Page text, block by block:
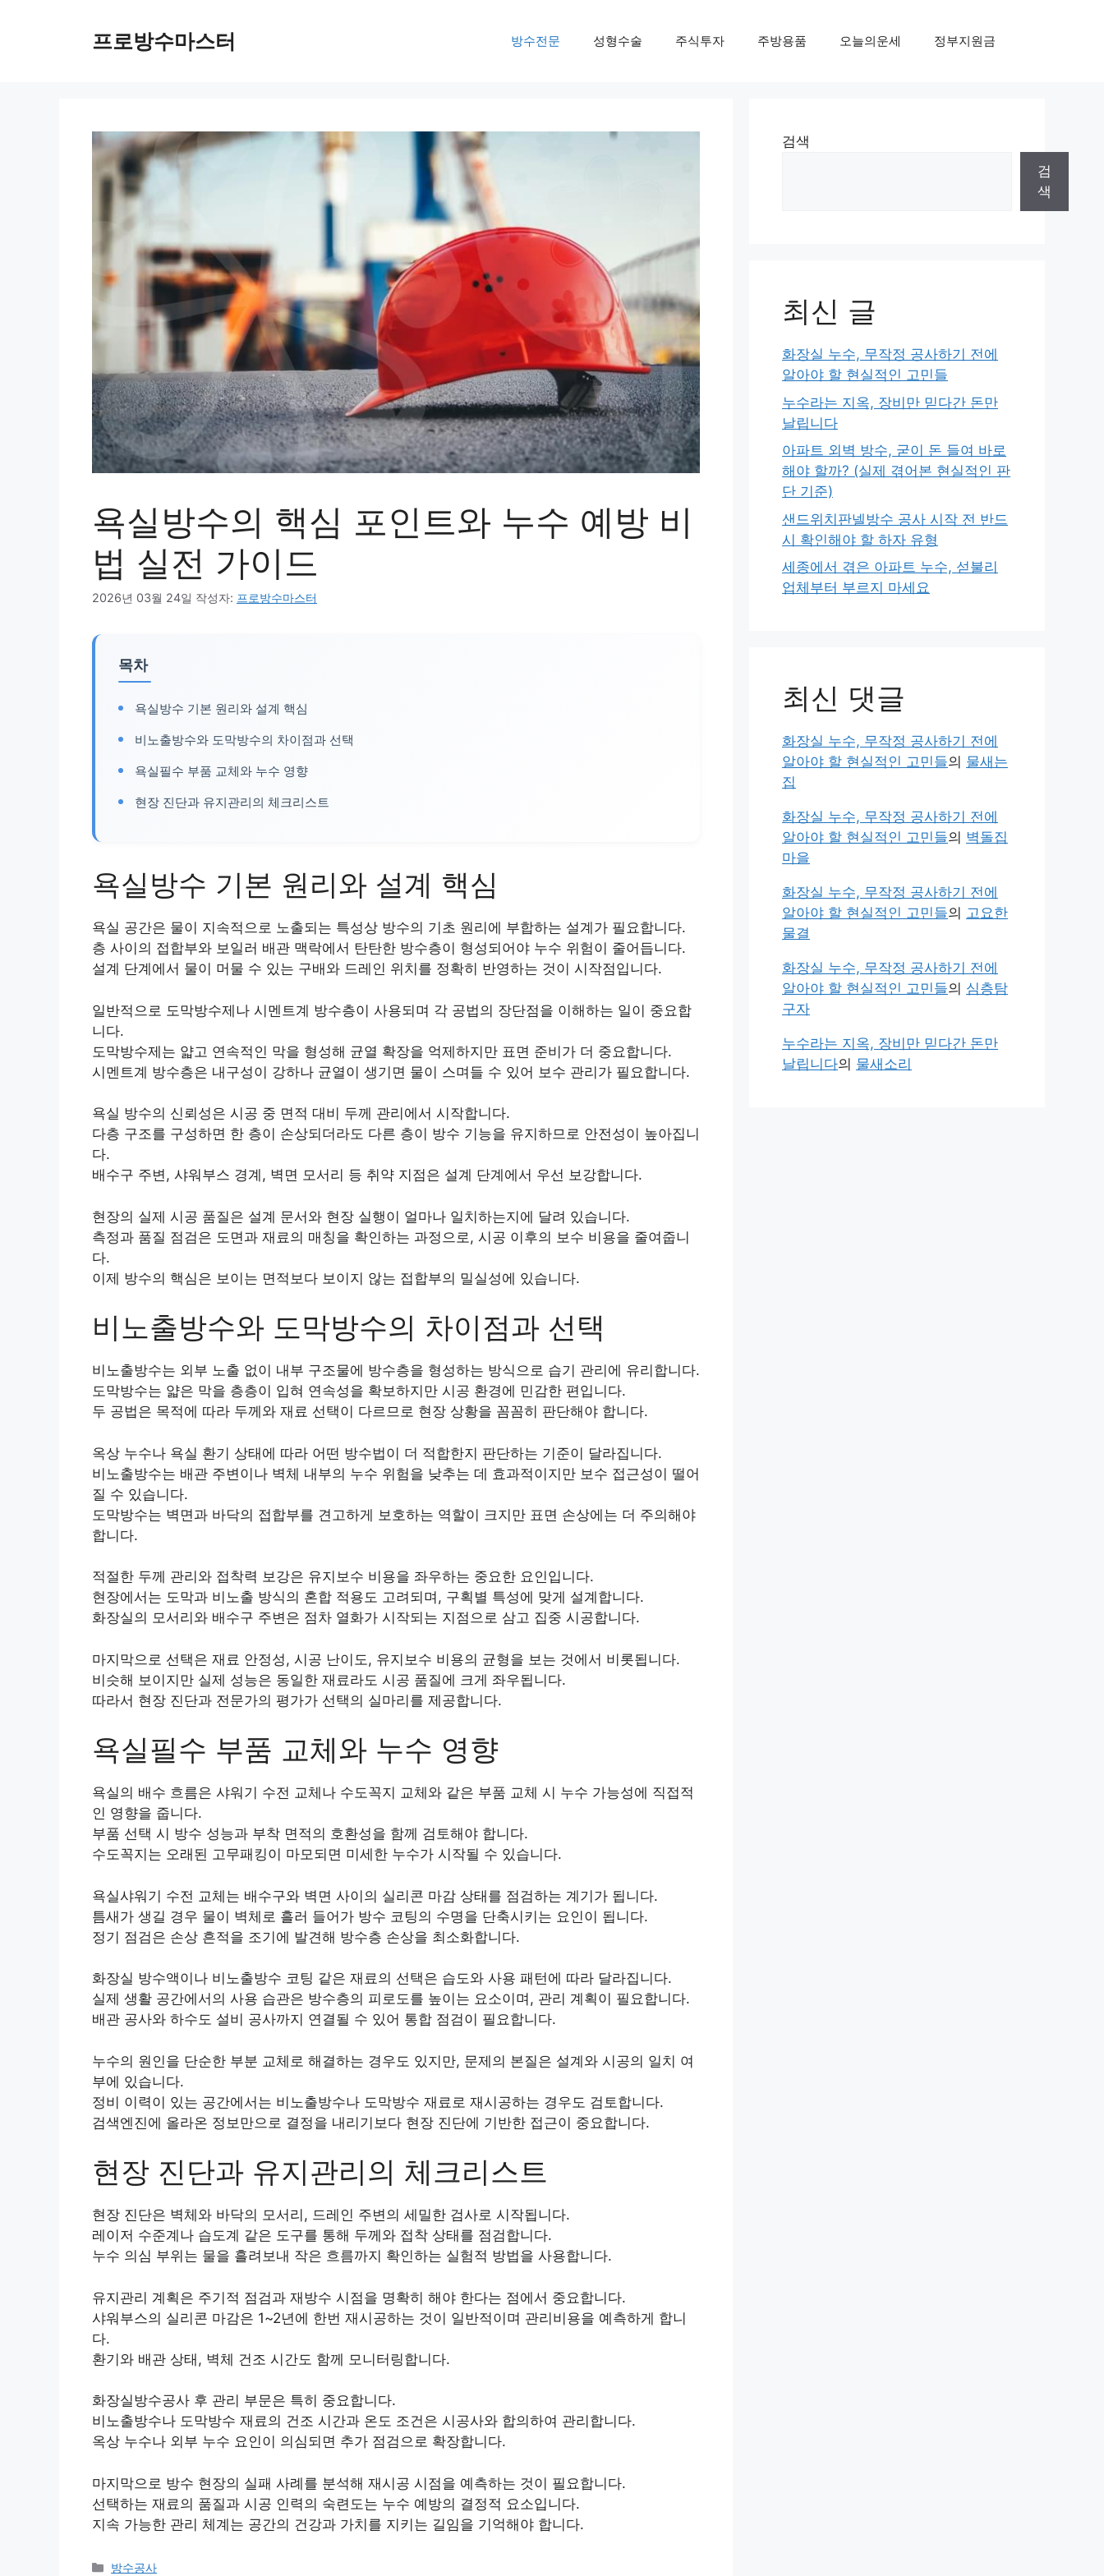
프로방수마스터 방수전문 성형수술 주식투자 주방용품 오늘의운세 정부지원금
욕실방수의 핵심 포인트와 누수 예방 비
법 실전 가이드
2026년 03월 24일 작성자: 프로방수마스터
목차
욕실방수 기본 원리와 설계 핵심
비노출방수와 도막방수의 차이점과 선택
욕실필수 부품 교체와 누수 영향
현장 진단과 유지관리의 체크리스트
욕실방수 기본 원리와 설계 핵심
욕실 공간은 물이 지속적으로 노출되는 특성상 방수의 기초 원리에 부합하는 설계가 필요합니다.
층 사이의 접합부와 보일러 배관 맥락에서 탄탄한 방수층이 형성되어야 누수 위험이 줄어듭니다.
설계 단계에서 물이 머물 수 있는 구배와 드레인 위치를 정확히 반영하는 것이 시작점입니다.
일반적으로 도막방수제나 시멘트계 방수층이 사용되며 각 공법의 장단점을 이해하는 일이 중요합
니다.
도막방수제는 얇고 연속적인 막을 형성해 균열 확장을 억제하지만 표면 준비가 더 중요합니다.
시멘트계 방수층은 내구성이 강하나 균열이 생기면 물이 스며들 수 있어 보수 관리가 필요합니다.
욕실 방수의 신뢰성은 시공 중 면적 대비 두께 관리에서 시작합니다.
다층 구조를 구성하면 한 층이 손상되더라도 다른 층이 방수 기능을 유지하므로 안전성이 높아집니
다.
배수구 주변, 샤워부스 경계, 벽면 모서리 등 취약 지점은 설계 단계에서 우선 보강합니다.
현장의 실제 시공 품질은 설계 문서와 현장 실행이 얼마나 일치하는지에 달려 있습니다.
측정과 품질 점검은 도면과 재료의 매칭을 확인하는 과정으로, 시공 이후의 보수 비용을 줄여줍니
다.
이제 방수의 핵심은 보이는 면적보다 보이지 않는 접합부의 밀실성에 있습니다.
비노출방수와 도막방수의 차이점과 선택
비노출방수는 외부 노출 없이 내부 구조물에 방수층을 형성하는 방식으로 습기 관리에 유리합니다.
도막방수는 얇은 막을 층층이 입혀 연속성을 확보하지만 시공 환경에 민감한 편입니다.
두 공법은 목적에 따라 두께와 재료 선택이 다르므로 현장 상황을 꼼꼼히 판단해야 합니다.
옥상 누수나 욕실 환기 상태에 따라 어떤 방수법이 더 적합한지 판단하는 기준이 달라집니다.
비노출방수는 배관 주변이나 벽체 내부의 누수 위험을 낮추는 데 효과적이지만 보수 접근성이 떨어
질 수 있습니다.
도막방수는 벽면과 바닥의 접합부를 견고하게 보호하는 역할이 크지만 표면 손상에는 더 주의해야
합니다.
적절한 두께 관리와 접착력 보강은 유지보수 비용을 좌우하는 중요한 요인입니다.
현장에서는 도막과 비노출 방식의 혼합 적용도 고려되며, 구획별 특성에 맞게 설계합니다.
화장실의 모서리와 배수구 주변은 점차 열화가 시작되는 지점으로 삼고 집중 시공합니다.
마지막으로 선택은 재료 안정성, 시공 난이도, 유지보수 비용의 균형을 보는 것에서 비롯됩니다.
비슷해 보이지만 실제 성능은 동일한 재료라도 시공 품질에 크게 좌우됩니다.
따라서 현장 진단과 전문가의 평가가 선택의 실마리를 제공합니다.
욕실필수 부품 교체와 누수 영향
욕실의 배수 흐름은 샤워기 수전 교체나 수도꼭지 교체와 같은 부품 교체 시 누수 가능성에 직접적
인 영향을 줍니다.
부품 선택 시 방수 성능과 부착 면적의 호환성을 함께 검토해야 합니다.
수도꼭지는 오래된 고무패킹이 마모되면 미세한 누수가 시작될 수 있습니다.
욕실샤워기 수전 교체는 배수구와 벽면 사이의 실리콘 마감 상태를 점검하는 계기가 됩니다.
틈새가 생길 경우 물이 벽체로 흘러 들어가 방수 코팅의 수명을 단축시키는 요인이 됩니다.
정기 점검은 손상 흔적을 조기에 발견해 방수층 손상을 최소화합니다.
화장실 방수액이나 비노출방수 코팅 같은 재료의 선택은 습도와 사용 패턴에 따라 달라집니다.
실제 생활 공간에서의 사용 습관은 방수층의 피로도를 높이는 요소이며, 관리 계획이 필요합니다.
배관 공사와 하수도 설비 공사까지 연결될 수 있어 통합 점검이 필요합니다.
누수의 원인을 단순한 부분 교체로 해결하는 경우도 있지만, 문제의 본질은 설계와 시공의 일치 여
부에 있습니다.
정비 이력이 있는 공간에서는 비노출방수나 도막방수 재료로 재시공하는 경우도 검토합니다.
검색엔진에 올라온 정보만으로 결정을 내리기보다 현장 진단에 기반한 접근이 중요합니다.
현장 진단과 유지관리의 체크리스트
현장 진단은 벽체와 바닥의 모서리, 드레인 주변의 세밀한 검사로 시작됩니다.
레이저 수준계나 습도계 같은 도구를 통해 두께와 접착 상태를 점검합니다.
누수 의심 부위는 물을 흘려보내 작은 흐름까지 확인하는 실험적 방법을 사용합니다.
유지관리 계획은 주기적 점검과 재방수 시점을 명확히 해야 한다는 점에서 중요합니다.
샤워부스의 실리콘 마감은 1~2년에 한번 재시공하는 것이 일반적이며 관리비용을 예측하게 합니
다.
환기와 배관 상태, 벽체 건조 시간도 함께 모니터링합니다.
화장실방수공사 후 관리 부문은 특히 중요합니다.
비노출방수나 도막방수 재료의 건조 시간과 온도 조건은 시공사와 합의하여 관리합니다.
옥상 누수나 외부 누수 요인이 의심되면 추가 점검으로 확장합니다.
마지막으로 방수 현장의 실패 사례를 분석해 재시공 시점을 예측하는 것이 필요합니다.
선택하는 재료의 품질과 시공 인력의 숙련도는 누수 예방의 결정적 요소입니다.
지속 가능한 관리 체계는 공간의 건강과 가치를 지키는 길임을 기억해야 합니다.
카
방수공사
검색
검
색
최신 글
화장실 누수, 무작정 공사하기 전에
알아야 할 현실적인 고민들
누수라는 지옥, 장비만 믿다간 돈만
날립니다
아파트 외벽 방수, 굳이 돈 들여 바로
해야 할까? (실제 겪어본 현실적인 판
단 기준)
샌드위치판넬방수 공사 시작 전 반드
시 확인해야 할 하자 유형
세종에서 겪은 아파트 누수, 섣불리
업체부터 부르지 마세요
최신 댓글
화장실 누수, 무작정 공사하기 전에
알아야 할 현실적인 고민들의 물새는
집
화장실 누수, 무작정 공사하기 전에
알아야 할 현실적인 고민들의 벽돌집
마을
화장실 누수, 무작정 공사하기 전에
알아야 할 현실적인 고민들의 고요한
물결
화장실 누수, 무작정 공사하기 전에
알아야 할 현실적인 고민들의 심층탐
구자
누수라는 지옥, 장비만 믿다간 돈만
날립니다의 물새소리